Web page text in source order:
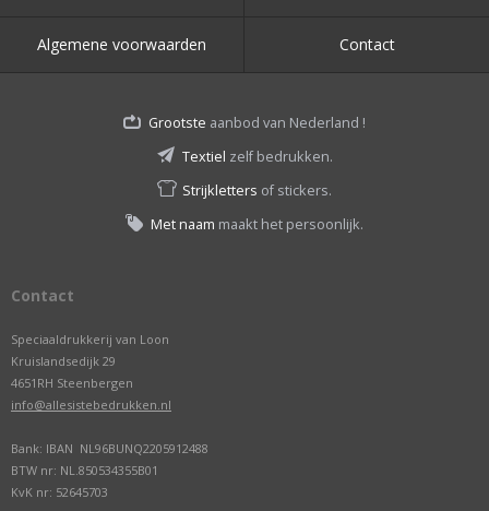
Algemene voorwaarden Contact
Grootste aanbod van Nederland !
Textiel zelf bedrukken.
Strijkletters of stickers.
Met naam maakt het persoonlijk.
Contact
Speciaaldrukkerij van Loon
Kruislandsedijk 29
4651RH Steenbergen
info@allesistebedrukken.nl
Bank: IBAN NL96BUNQ2205912488
BTW nr: NL.850534355B01
KvK nr: 52645703